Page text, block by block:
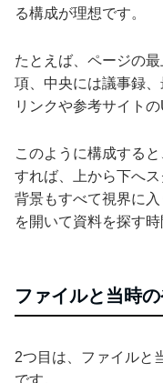
る構成が理想です。
たとえば、ページの
項、中央には議事録
リンクや参考サイト
このように構成する
すれば、上から下へ
背景もすべて視界に
を開いて資料を探す
ファイルと当時
2つ目は、ファイルと